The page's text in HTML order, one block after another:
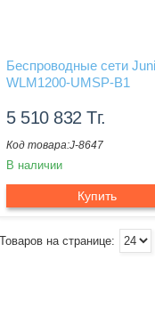
Беспроводные сети
WLM1200-UMSP-B1
5 510 832Тг.
J-8647
В наличии
Купить